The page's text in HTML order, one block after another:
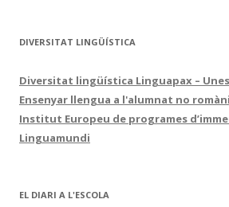
DIVERSITAT LINGÜÍSTICA
Diversitat lingüística Linguapax –
Ensenyar llengua a l'alumnat no
Institut Europeu de programes
Linguamundi
EL DIARI A L'ESCOLA